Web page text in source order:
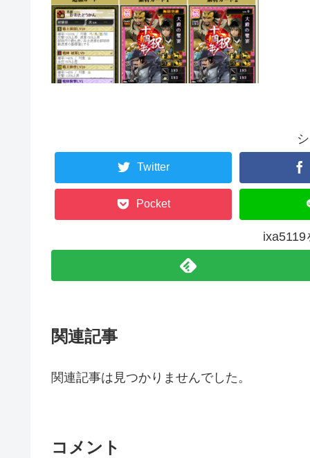
Twitter
Pocket
ixa5119
関連記事
関連記事は見つかりませんでした。
コメント